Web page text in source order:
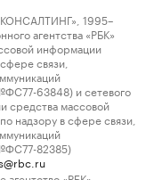
1995–
агентства «РБК»
информации
связи,
63848) и сетевого
средства массовой
надзору в сфере связи,
82385)